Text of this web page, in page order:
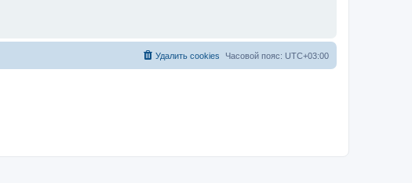
Часовой пояс: UTC+03:00
Удалить cookies